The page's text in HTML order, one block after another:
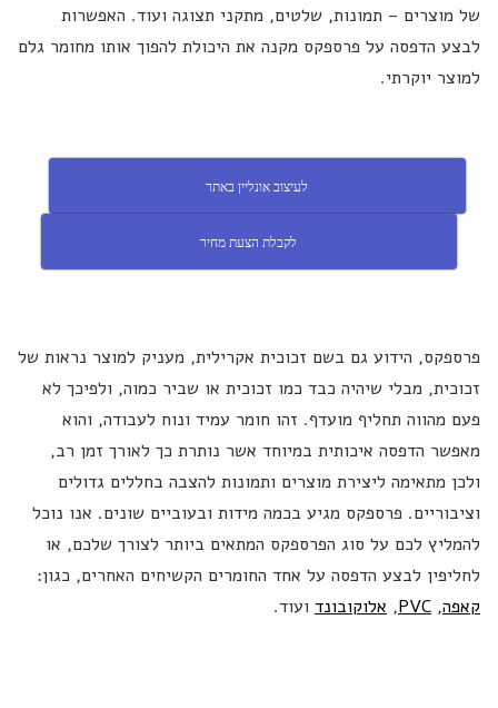
של מוצרים – תמונות, שלטים, מתקני תצוגה ועוד. האפשרות
לבצע הדפסה על פרספקס מקנה את היכולת להפוך אותו מחומר גלם
למוצר יוקרתי.
לעיצוב אונליין באתר
לקבלת הצעת מחיר
פרספקס, הידוע גם בשם זכוכית אקרילית, מעניק למוצר נראות של
זכוכית, מבלי שיהיה כבד כמו זכוכית או שביר כמוה, ולפיכך לא
פעם מהווה תחליף מועדף. זהו חומר עמיד ונוח לעבודה, והוא
מאפשר הדפסה איכותית במיוחד אשר נותרת כך לאורך זמן רב,
ולכן מתאימה ליצירת מוצרים ותמונות להצבה בחללים גדולים
וציבוריים. פרספקס מגיע בכמה מידות ובעוביים שונים. אנו נוכל
להמליץ לכם על סוג הפרספקס המתאים ביותר לצורך שלכם, או
לחליפין לבצע הדפסה על אחד החומרים הקשיחים האחרים, כגון:
קאפה,
PVC
, אלוקובונד ועוד.
השאירו פרטים ונחזור בהקדם ⬇️
טלפון
דוא"ל
מטרת